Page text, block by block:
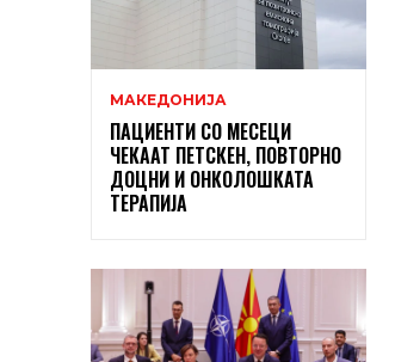
МАКЕДОНИЈА
ПАЦИЕНТИ СО МЕСЕЦИ
ЧЕКААТ ПЕТСКЕН, ПОВТОРНО
ДОЦНИ И ОНКОЛОШКАТА
ТЕРАПИЈА